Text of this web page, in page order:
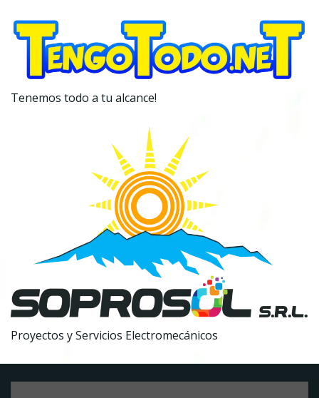
Tenemos todo a tu alcance!
Proyectos y Servicios Electromecánicos